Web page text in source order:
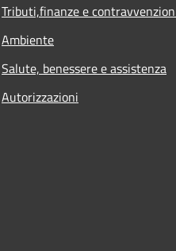
Tributi,finanze e
Ambiente
Salute, benessere e assistenza
Autorizzazioni